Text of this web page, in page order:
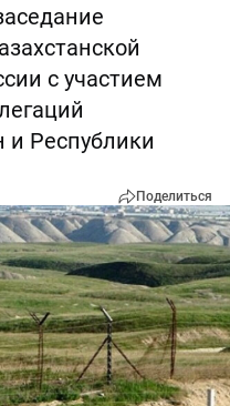
с участием
и Республики
Поделиться